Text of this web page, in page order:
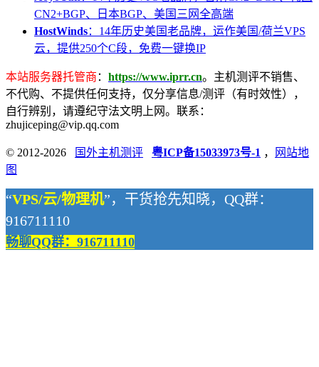
CN2+BGP、日本BGP、美国三网全高端
HostWinds：14年历史美国老品牌，运作美国/荷兰VPS
云，提供250个C段，免费一键换IP
本站服务器托管商 ： https://www.iprr.cn。主机测评不销售、
不代购、不提供任何支持，仅分享信息/测评（有时效性），
自行辨别，请遵纪守法文明上网。联系：
zhujiceping@vip.qq.com
© 2012-2026 国外主机测评 粤ICP备15033973号-1 ，
网站地
图
“VPS/云/物理机”，干货抢先知晓，QQ群：
916711110
畅聊QQ群：916711110